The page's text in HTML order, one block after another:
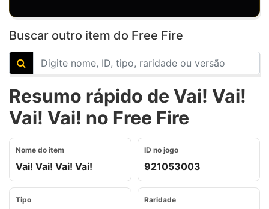
Buscar outro item do Free Fire
Resumo rápido de Vai! Vai!
Vai! Vai! no Free Fire
Nome do item
Vai! Vai! Vai! Vai!
ID no jogo
921053003
Tipo Raridade